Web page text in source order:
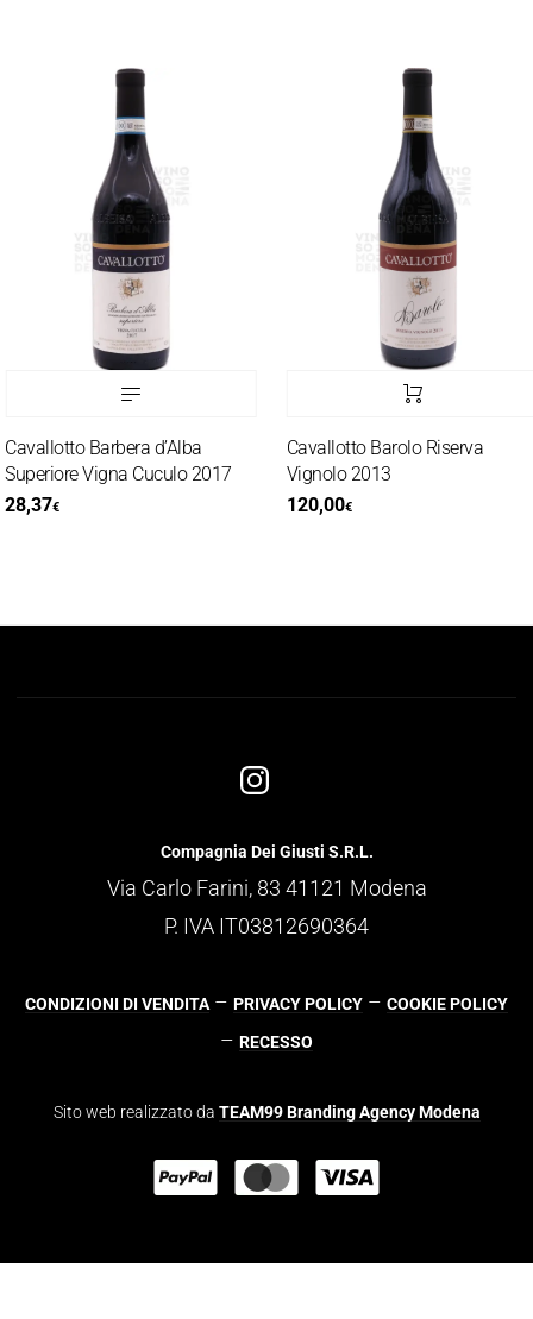
Barbera d’Alba
Vigna Cuculo 2017
€
Cavallotto Barolo Riserva
Vignolo 2013
120,00€
Compagnia Dei Giusti S.R.L.
Via Carlo Farini, 83 41121 Modena
P. IVA IT03812690364
CONDIZIONI DI VENDITA – PRIVACY POLICY – COOKIE POLICY
– RECESSO
Sito web realizzato da TEAM99 Branding Agency Modena